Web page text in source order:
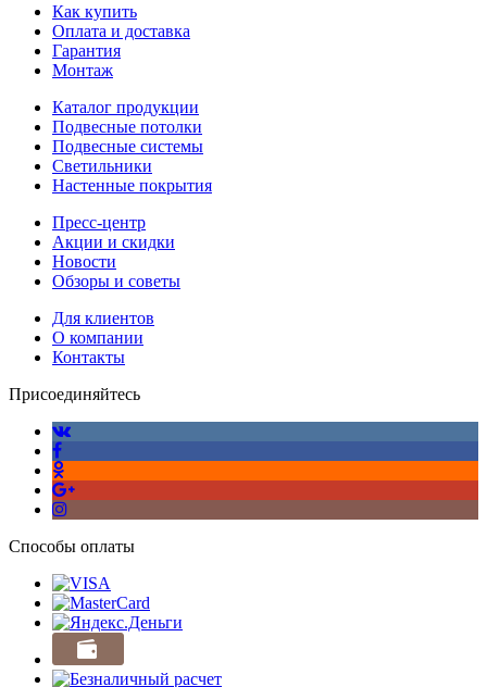
Как купить
Оплата и доставка
Гарантия
Монтаж
Каталог продукции
Подвесные потолки
Подвесные системы
Светильники
Настенные покрытия
Пресс-центр
Акции и скидки
Новости
Обзоры и советы
Для клиентов
О компании
Контакты
Присоединяйтесь
Способы оплаты